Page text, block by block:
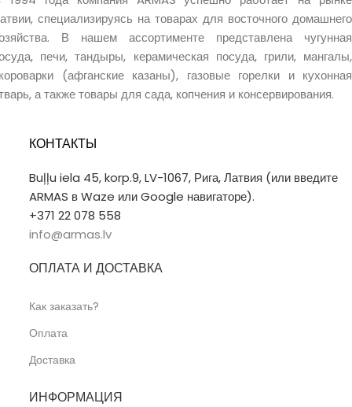
специализируясь на товарах для восточного домашнего
В нашем ассортименте представлена чугунная
печи, тандыры, керамическая посуда, грили, мангалы,
(афганские казаны), газовые горелки и кухонная
а также товары для сада, копчения и консервирования.
КОНТАКТЫ
Buļļu iela 45, korp.9, LV-1067, Рига, Латвия (или введите
ARMAS в Waze или Google навигаторе).
+371 22 078 558
info@armas.lv
ОПЛАТА И ДОСТАВКА
Как заказать?
Оплата
Доставка
ИНФОРМАЦИЯ